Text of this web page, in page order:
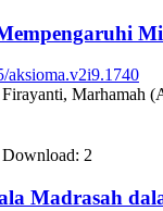
aksioma.v2i9.1740
Marhamah
2
Madrasah